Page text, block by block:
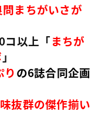
問まちがいさが
コ以上「まちが
」
りの6誌合同企画
抜群の傑作揃い